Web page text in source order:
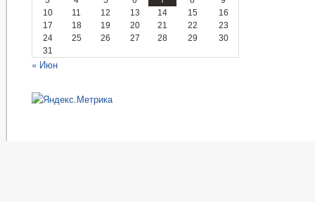
10
11 12 13 14 15
16
17
18 19 20 21 22
23
24
25 26 27 28 29
30
31
« Июн